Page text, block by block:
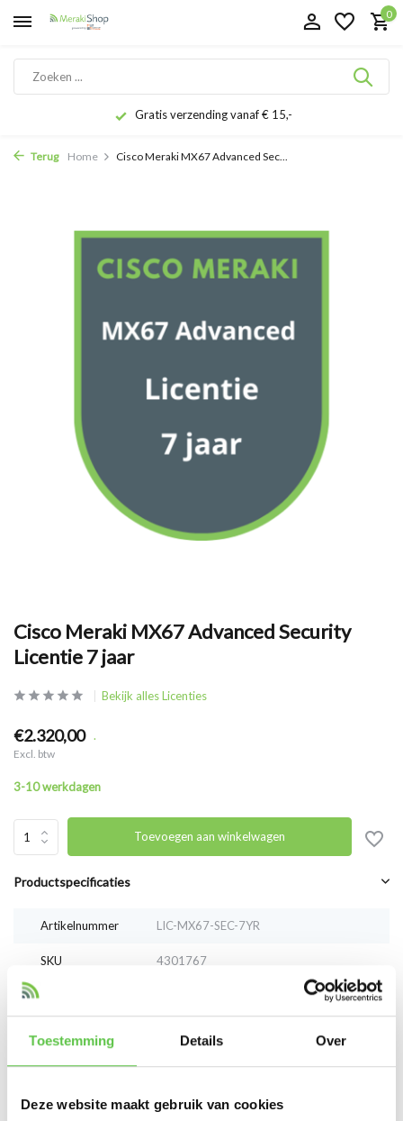
Toestemming Details Over
Deze website maakt gebruik van cookies
0
Gratis verzending vanaf € 15,-
Terug Home Cisco Meraki MX67 Advanced Sec...
Cisco Meraki MX67 Advanced Security
Licentie 7 jaar
Bekijk alles Licenties
€2.320,00 .
Excl. btw
3-10 werkdagen
Toevoegen aan winkelwagen
Productspecificaties
Artikelnummer LIC-MX67-SEC-7YR
SKU 4301767
Vergelijk Delen
Reviews